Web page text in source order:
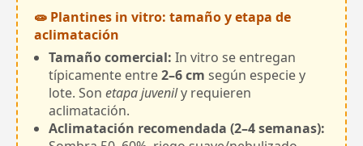
🧫 Plantines in vitro: tamaño y etapa de
aclimatación
Tamaño comercial: In vitro se entregan
típicamente entre2–6 cm según especie y
lote. Son etapa juvenily requieren
aclimatación.
Aclimatación recomendada (2–4 semanas):